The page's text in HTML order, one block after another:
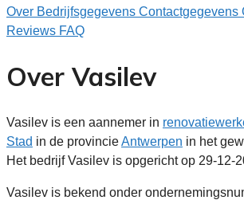
Over Bedrijfsgegevens Contactgegevens
Reviews FAQ
Over Vasilev
Vasilev is een aannemer in
Stad in de provincieAntwerpen in het
Het bedrijf Vasilev is opgericht op 29-12-
Vasilev is bekend onder